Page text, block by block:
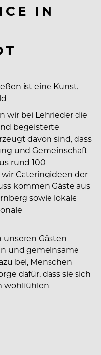
IN
ist eine Kunst.
wir bei Lehrieder die
begeisterte
davon sind, dass
und Gemeinschaft
rund 100
Cateringideen der
kommen Gäste aus
sowie lokale
Gästen
und gemeinsame
bei, Menschen
dafür, dass sie sich
wohlfühlen.